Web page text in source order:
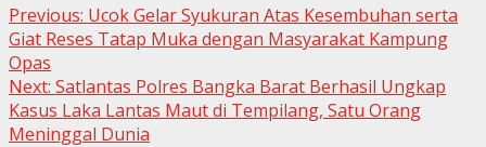
Continue
Reading
Previous: Ucok Gelar Syukuran Atas Kesembuhan serta
Giat Reses Tatap Muka dengan Masyarakat Kampung
Opas
Next: Satlantas Polres Bangka Barat Berhasil Ungkap
Kasus Laka Lantas Maut di Tempilang, Satu Orang
Meninggal Dunia